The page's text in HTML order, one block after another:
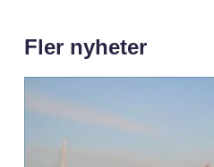
Fler nyheter